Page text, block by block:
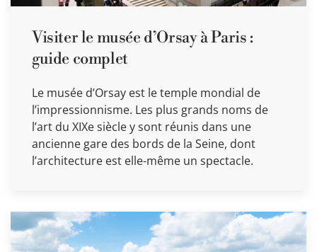
Visiter le musée d’Orsay à Paris :
guide complet
Le musée d’Orsay est le temple mondial de
l’impressionnisme. Les plus grands noms de
l’art du XIXe siècle y sont réunis dans une
ancienne gare des bords de la Seine, dont
l’architecture est elle-même un spectacle.